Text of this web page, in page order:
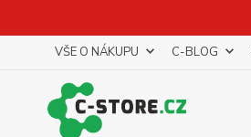
VŠE O NÁKUPU C-BLOG